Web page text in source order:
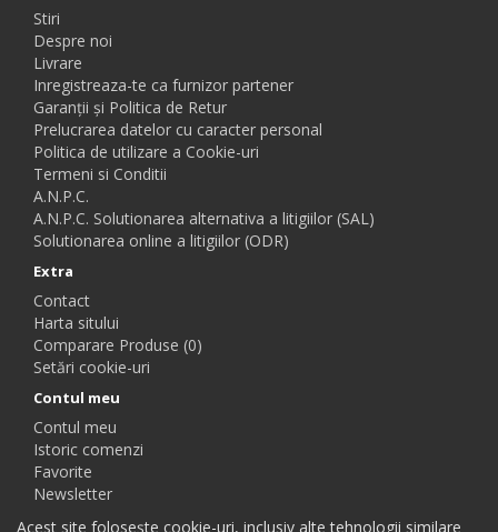
Stiri
Despre noi
Livrare
Inregistreaza-te ca furnizor partener
Garanții și Politica de Retur
Prelucrarea datelor cu caracter personal
Politica de utilizare a Cookie-uri
Termeni si Conditii
A.N.P.C.
A.N.P.C. Solutionarea alternativa a litigiilor (SAL)
Solutionarea online a litigiilor (ODR)
Extra
Contact
Harta sitului
Comparare Produse (0)
Setări cookie-uri
Contul meu
Contul meu
Istoric comenzi
Favorite
Newsletter
Acest site folosește cookie-uri, inclusiv alte tehnologii similare